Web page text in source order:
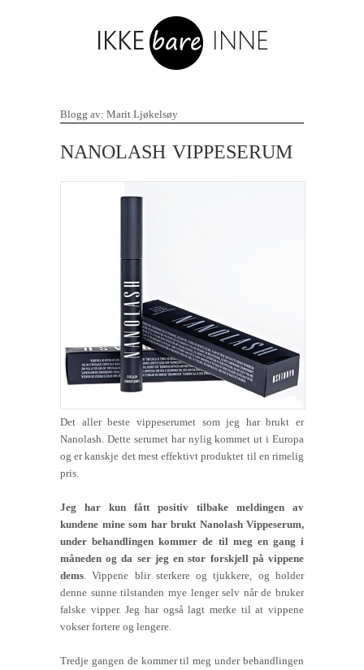
Blogg av: Marit Ljøkelsøy
NANOLASH VIPPESERUM
Det aller beste vippeserumet som jeg har brukt er
Nanolash. Dette serumet har nylig kommet ut i Europa
og er kanskje det mest effektivt produktet til en rimelig
pris.
Jeg har kun fått positiv tilbake meldingen av
kundene mine som har brukt Nanolash Vippeserum,
under behandlingen kommer de til meg en gang i
måneden og da ser jeg en stor forskjell på vippene
dems. Vippene blir sterkere og tjukkere, og holder
denne sunne tilstanden mye lenger selv når de bruker
falske vipper. Jeg har også lagt merke til at vippene
vokser fortere og lengere.
Tredje gangen de kommer til meg under behandlingen